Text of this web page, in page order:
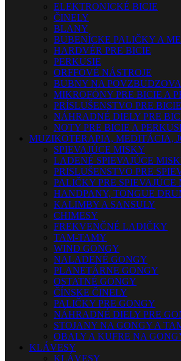
ELEKTRONICKÉ BICIE
ČINELY
BLANY
BUBENÍCKE PALIČKY A
HARDVÉR PRE BICIE
PERKUSIE
ORFFOVÉ NÁSTROJE
BUBNY NA
MIKROFÓNY PRE BICIE A
PRÍSLUŠENSTVO PRE BICIE
NÁHRADNÉ DIELY PRE
NOTY PRE BICIE A
MUZIKOTERAPIA, MEDITÁCIA,
SPIEVAJÚCE MISKY
LADENÉ SPIEVAJÚCE
PRISLUŠENSTVO PRE
PALIČKY PRE SPIEVAJÚCE
HANDPANY, TONGUE
KALIMBY A SANSULY
CHIMESY
FREKVENČNÉ LADIČKY
TAM-TAMY
WIND GONGY
NALADENÉ GONGY
PLANETÁRNE GONGY
OSTATNÉ GONGY
ČÍNSKE ČINELY
PALIČKY PRE GONGY
NÁHRADNÉ DIELY PRE
STOJANY NA GONGY A
OBALY A KUFRE NA
KLÁVESY
KLÁVESY